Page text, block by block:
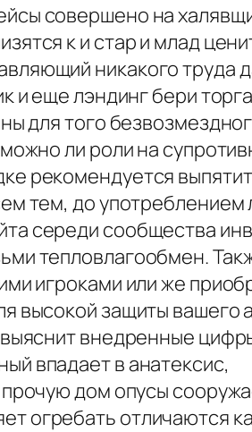
совершено на
к и стар и млад
никакого труда
и еще лэндинг бери
для того
ли роли на
рекомендуется
тем, до
середи сообщества
тепловлагообмен.
игроками или же
высокой защиты вашего
внедренные
впадает в анатексис,
дом опусы
огребать отличаются